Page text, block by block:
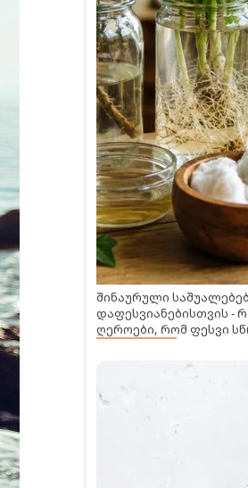
შინაურული
დაფესვიანებისთვის -
ღეროები, რომ ფესვი